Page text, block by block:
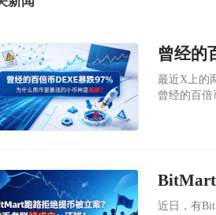
最近X上的
曾经的百倍
近日，有